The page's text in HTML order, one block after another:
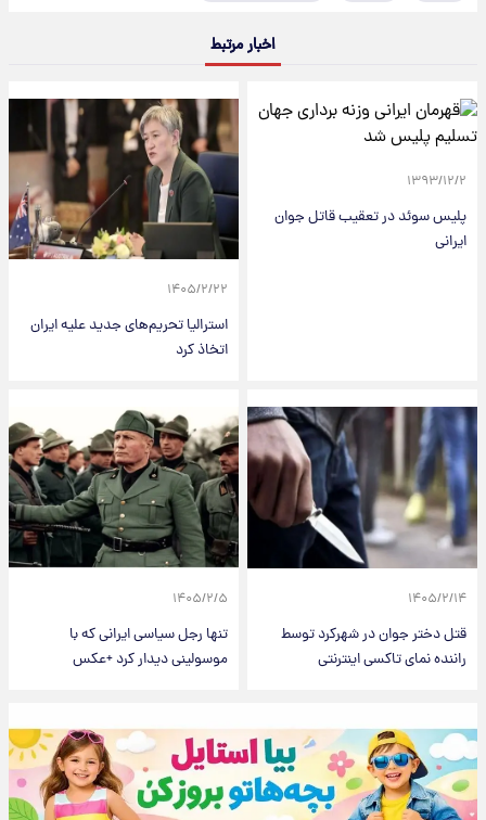
اخبار مرتبط
۱۳۹۳/۱۲/۲
پلیس سوئد در تعقیب قاتل جوان
ایرانی
۱۴۰۵/۲/۲۲
استرالیا تحریم‌های جدید علیه ایران
اتخاذ کرد
۱۴۰۵/۲/۱۴
قتل دختر جوان در شهرکرد توسط
راننده نمای تاکسی اینترنتی
۱۴۰۵/۲/۵
تنها رجل سیاسی ایرانی که با
موسولینی دیدار کرد +عکس